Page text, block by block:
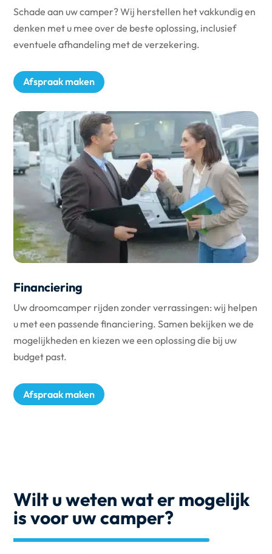
Schade aan uw camper? Wij herstellen het vakkundig en
denken met u mee over de beste oplossing, inclusief
eventuele afhandeling met de verzekering.
Afspraak maken
Financiering
Uw droomcamper rijden zonder verrassingen: wij helpen
u met een passende financiering. Samen bekijken we de
mogelijkheden en kiezen we een oplossing die bij uw
budget past.
Afspraak maken
Wilt u weten wat er mogelijk
is voor uw camper?